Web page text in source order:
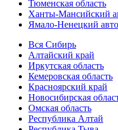
Тюменская область
Ханты-Мансийский
Ямало-Ненецкий
Вся Сибирь
Алтайский край
Иркутская область
Кемеровская область
Красноярский край
Новосибирская
Омская область
Республика Алтай